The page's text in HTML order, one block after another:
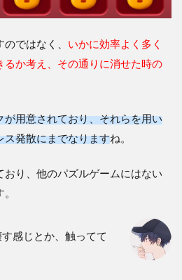
ではなく、 いかに効率よく多く
か考え、その通りに消せた時の
用意されており、それらを用い
ス発散にまでなりますね。
り、他のパズルゲームにはない
感じとか、触ってて